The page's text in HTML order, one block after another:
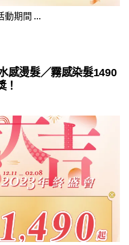
動期間 ...
感燙髮／霧感染髮1490
！